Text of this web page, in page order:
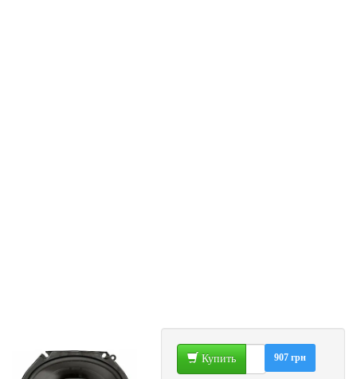
Купить 907 грн